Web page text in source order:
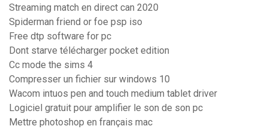
Streaming match en direct can 2020
Spiderman friend or foe psp iso
Free dtp software for pc
Dont starve télécharger pocket edition
Cc mode the sims 4
Compresser un fichier sur windows 10
Wacom intuos pen and touch medium tablet driver
Logiciel gratuit pour amplifier le son de son pc
Mettre photoshop en français mac